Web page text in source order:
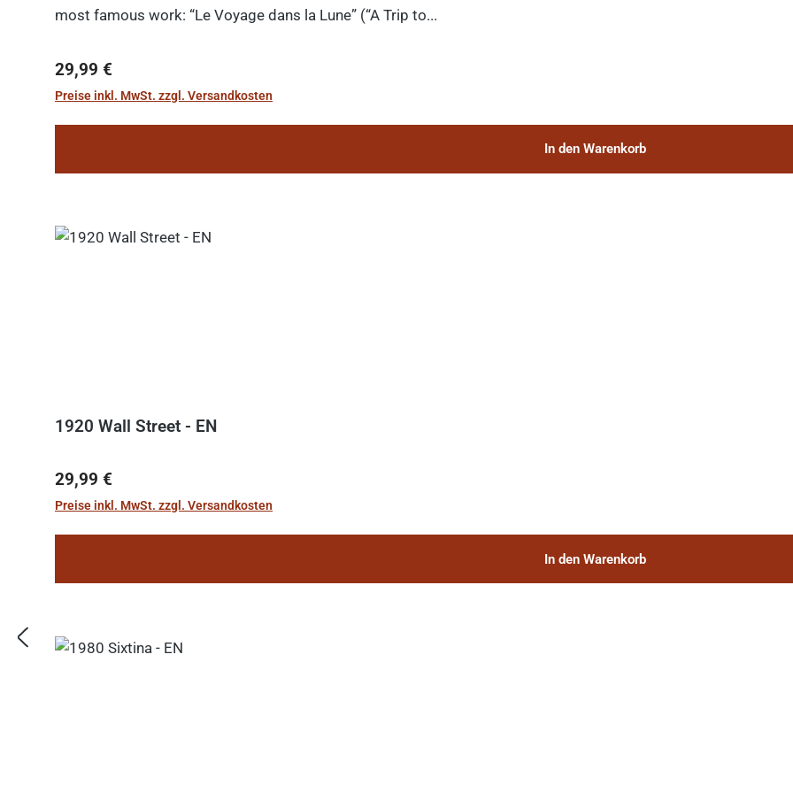
most famous work: “Le Voyage dans la Lune” (“A Trip to...
Regulärer Preis:
29,99 €
Preise inkl. MwSt. zzgl. Versandkosten
In den Warenkorb
1920 Wall Street - EN
Regulärer Preis:
29,99 €
Preise inkl. MwSt. zzgl. Versandkosten
In den Warenkorb